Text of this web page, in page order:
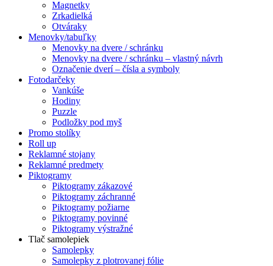
Magnetky
Zrkadielká
Otváraky
Menovky/tabuľky
Menovky na dvere / schránku
Menovky na dvere / schránku – vlastný návrh
Označenie dverí – čísla a symboly
Fotodarčeky
Vankúše
Hodiny
Puzzle
Podložky pod myš
Promo stolíky
Roll up
Reklamné stojany
Reklamné predmety
Piktogramy
Piktogramy zákazové
Piktogramy záchranné
Piktogramy požiarne
Piktogramy povinné
Piktogramy výstražné
Tlač samolepiek
Samolepky
Samolepky z plotrovanej fólie